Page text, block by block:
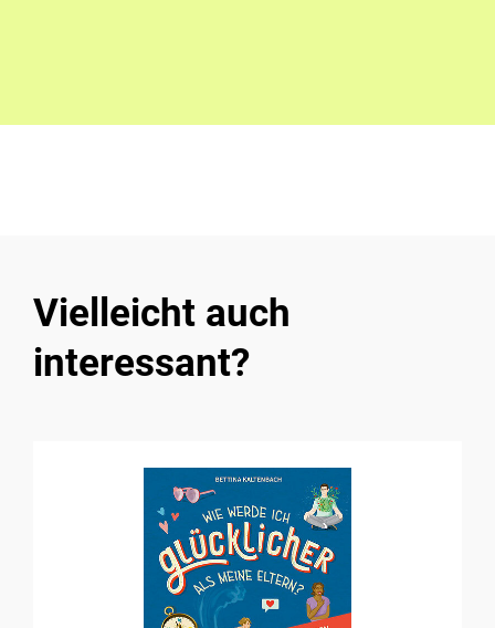
Vielleicht auch
interessant?